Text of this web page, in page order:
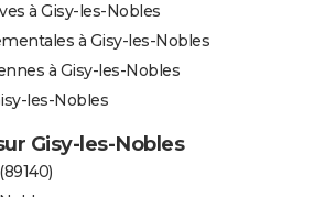
à Gisy-les-Nobles
à Gisy-les-Nobles
à Gisy-les-Nobles
les-Nobles
Gisy-les-Nobles